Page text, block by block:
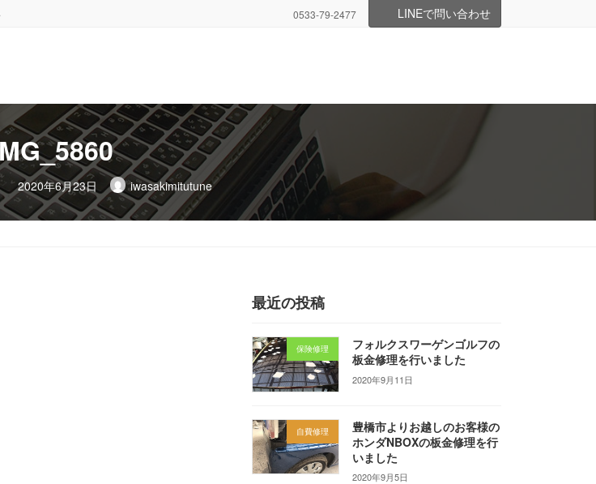
0533-79-2477 LINEで問い合わせ
最
終
更
新
日
2020年6月23日 iwasakimitutune
最近の投稿
保険修理
フォルクスワーゲンゴルフの
板金修理を行いました
2020年9月11日
自費修理
豊橋市よりお越しのお客様の
ホンダNBOXの板金修理を行
いました
2020年9月5日